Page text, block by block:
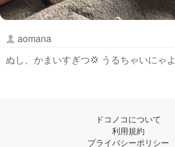
aomana
ぬし、かまいすぎつ💢 うるちゃいにゃよ
ドコノコについて
利用規約
プライバシーポリシー